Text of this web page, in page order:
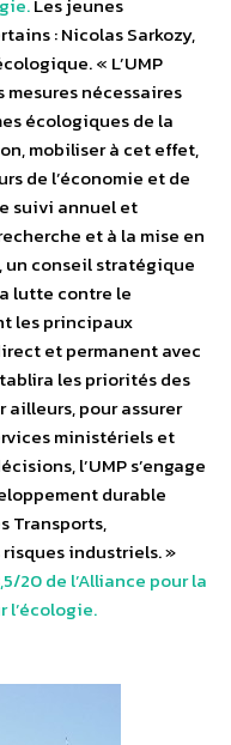
Les jeunes
: Nicolas Sarkozy,
« L’UMP
mesures nécessaires
écologiques de la
mobiliser à cet effet,
de l’économie et de
suivi annuel et
et à la mise en
un conseil stratégique
lutte contre le
les principaux
et permanent avec
les priorités des
pour assurer
ministériels et
l’UMP s’engage
durable
Transports,
industriels. »
20 de l’Alliance pour la
l’écologie.